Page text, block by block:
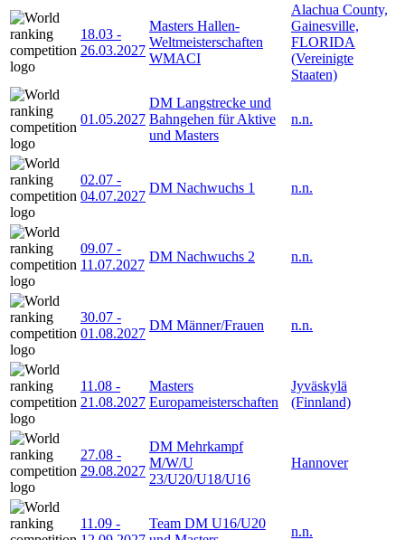
18.03 -
26.03.2027
Masters Hallen-
Weltmeisterschaften
WMACI
Alachua County,
Gainesville,
FLORIDA
(Vereinigte
Staaten)
01.05.2027
DM Langstrecke und
Bahngehen für Aktive
und Masters
n.n.
02.07 -
04.07.2027
DM Nachwuchs 1 n.n.
09.07 -
11.07.2027
DM Nachwuchs 2 n.n.
30.07 -
01.08.2027
DM Männer/Frauen n.n.
11.08 -
21.08.2027
Masters
Europameisterschaften
Jyväskylä
(Finnland)
27.08 -
29.08.2027
DM Mehrkampf
M/W/U
23/U20/U18/U16
Hannover
11.09 -
Team DM U16/U20
n.n.